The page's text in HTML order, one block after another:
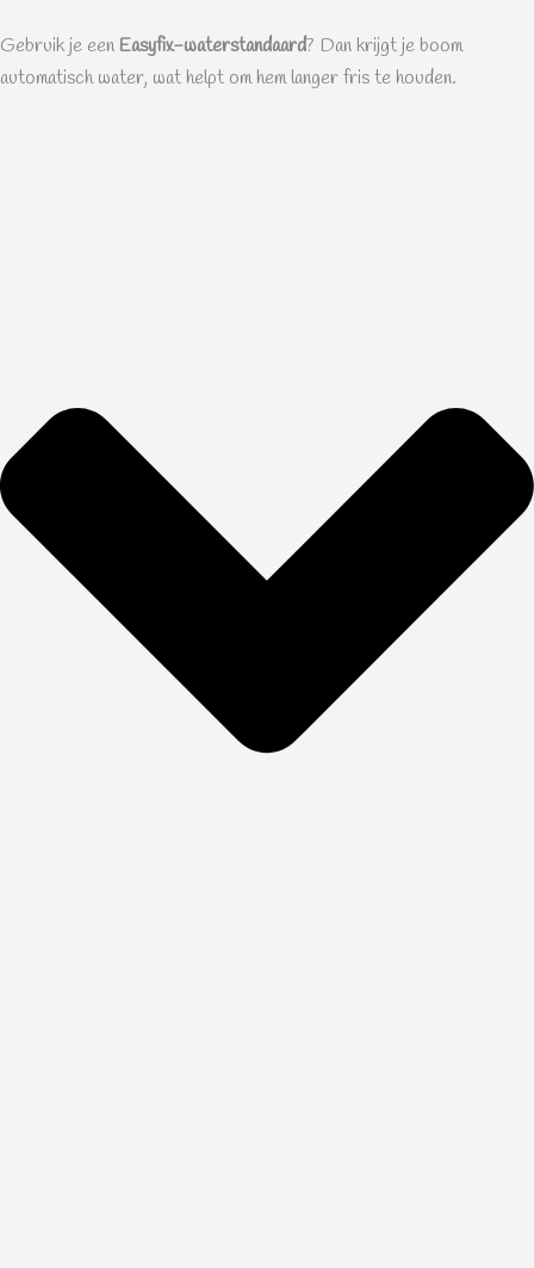
Gebruik je een Easyfix-waterstandaard? Dan krijgt je boom
automatisch water, wat helpt om hem langer fris te houden.